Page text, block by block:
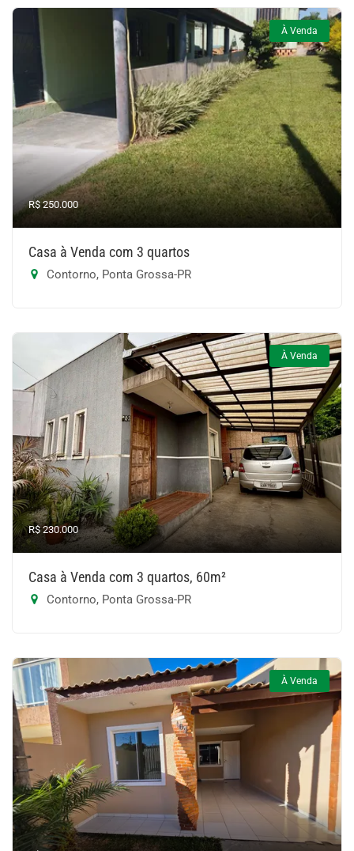
À Venda
R$ 250.000
Casa à Venda com 3 quartos
Contorno, Ponta Grossa-PR
À Venda
R$ 230.000
Casa à Venda com 3 quartos, 60m²
Contorno, Ponta Grossa-PR
À Venda